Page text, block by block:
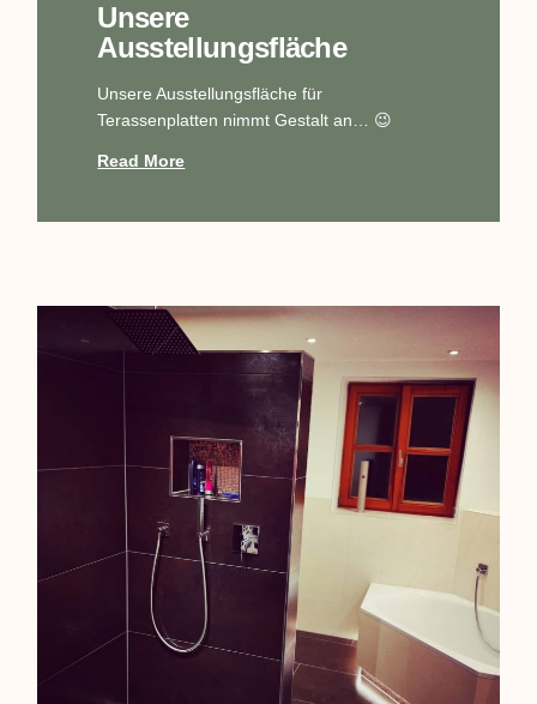
Unsere
Ausstellungsfläche
Unsere Ausstellungsfläche für
Terassenplatten nimmt Gestalt an… 😉
Read More